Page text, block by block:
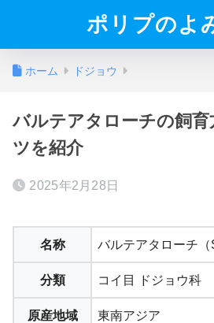
ポリプのよ
ホーム ドジョウ
バルテアタローチの飼育
ツを紹介
2025年2月28日
名称 バルテアタローチ（
分類 コイ目 ドジョウ科
原産地域 東南アジア